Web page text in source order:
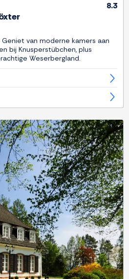
8.3
van moderne kamers aan
bij Knusperstübchen, plus
Weserbergland.
Next